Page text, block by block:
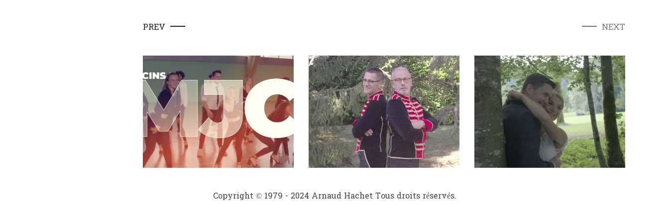
PREV NEXT
Copyright © 1979 - 2024 Arnaud Hachet Tous droits réservés.